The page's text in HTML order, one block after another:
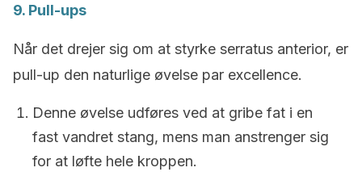
9. Pull-ups
Når det drejer sig om at styrke serratus anterior, er
pull-up den naturlige øvelse par excellence.
Denne øvelse udføres ved at gribe fat i en
fast vandret stang, mens man anstrenger sig
for at løfte hele kroppen.